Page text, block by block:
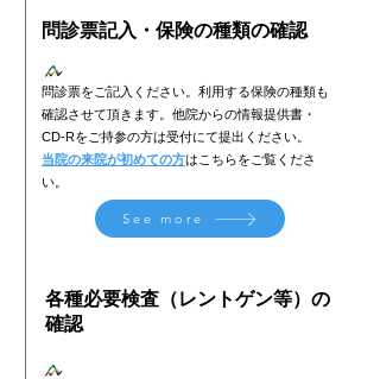
​問診票記入・保険の種類の確認
問診票をご記入ください。利用する保険の種類も
確認させて頂きます。他院からの情報提供書・
CD-Rをご持参の方は受付にて提出ください。
当院の来院が初めての方はこちらをご覧くださ
い。
See more
​各種必要検査（レントゲン等）の
確認